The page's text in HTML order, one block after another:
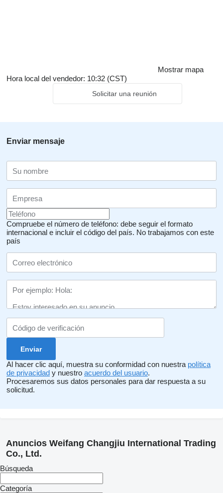
Mostrar mapa
Hora local del vendedor: 10:32 (CST)
Solicitar una reunión
Enviar mensaje
Compruebe el número de teléfono: debe seguir el formato
internacional e incluir el código del país. No trabajamos con este
país
Al hacer clic aquí, muestra su conformidad con nuestra política
de privacidad y nuestro acuerdo del usuario.
Procesaremos sus datos personales para dar respuesta a su
solicitud.
Anuncios Weifang Changjiu International Trading
Co., Ltd.
Búsqueda
Categoría